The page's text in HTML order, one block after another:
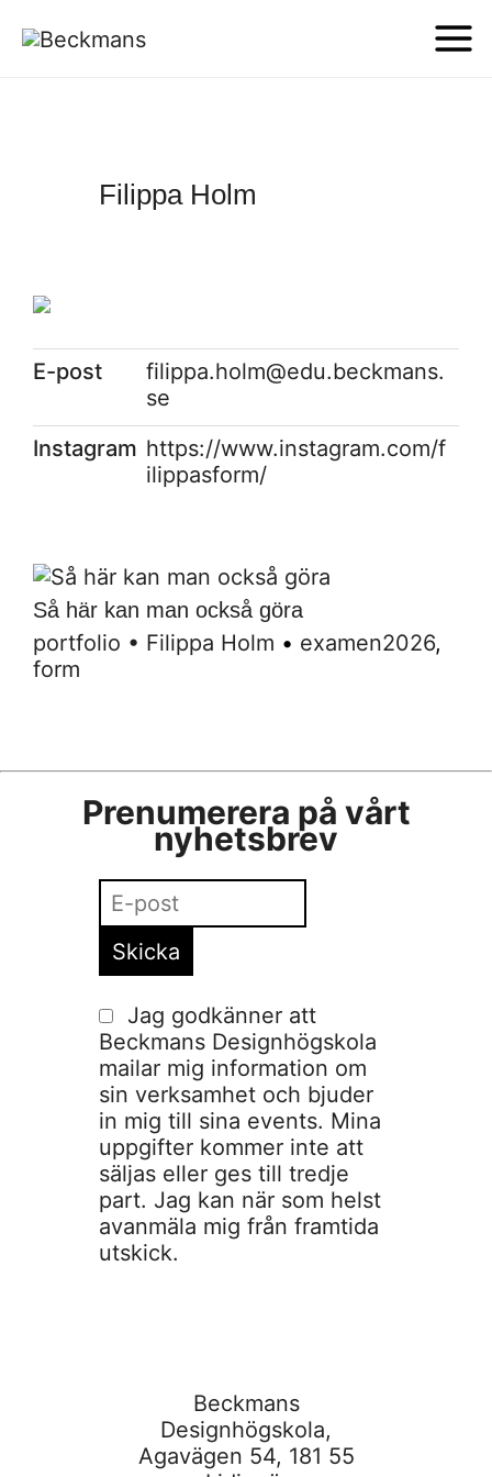
Filippa Holm
E-post
filippa.holm@edu.beckmans.
se
Instagram https://www.instagram.com/f
ilippasform/
Så här kan man också göra
portfolio • Filippa Holm • examen2026,
form
Prenumerera på vårt
nyhetsbrev
Jag godkänner att
Beckmans Designhögskola
mailar mig information om
sin verksamhet och bjuder
in mig till sina events. Mina
uppgifter kommer inte att
säljas eller ges till tredje
part. Jag kan när som helst
avanmäla mig från framtida
utskick.
Beckmans
Designhögskola,
Agavägen 54, 181 55